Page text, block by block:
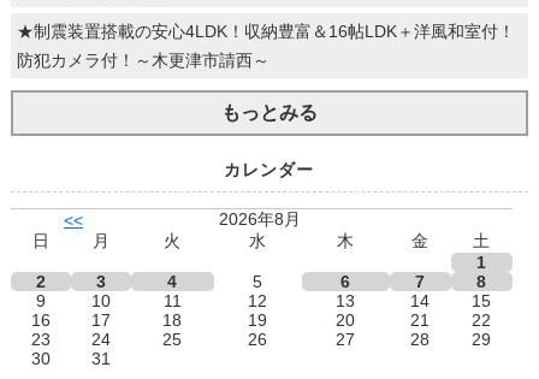
★制震装置搭載の安心4LDK！収納豊富＆16帖LDK＋洋風和室付！
防犯カメラ付！～木更津市請西～
もっとみる
カレンダー
<<
2026年8月
日
月 火 水 木 金
土
1
2
3 4 5 6 7
8
9
10 11 12 13 14
15
16
17 18 19 20 21
22
23
24 25 26 27 28
29
30
31